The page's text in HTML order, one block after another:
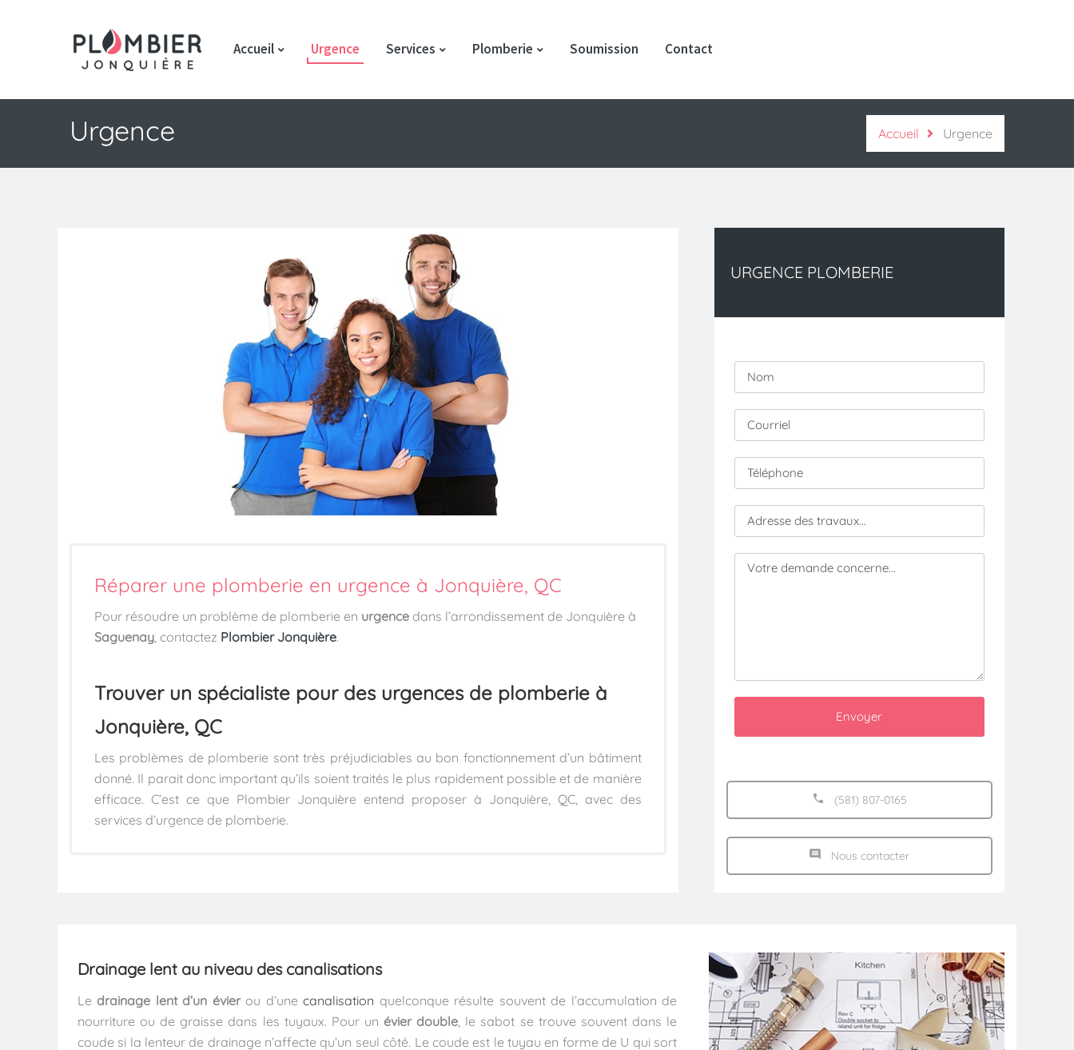
Accueil Urgence Services Plomberie Soumission Contact
Urgence Accueil Urgence
Réparer une plomberie en urgence à Jonquière, QC
Pour résoudre un problème de plomberie en urgence dans l’arrondissement de Jonquière à
Saguenay, contactez Plombier Jonquière.
Trouver un spécialiste pour des urgences de plomberie à
Jonquière, QC
Les problèmes de plomberie sont très préjudiciables au bon fonctionnement d’un bâtiment
donné. Il parait donc important qu’ils soient traités le plus rapidement possible et de manière
efficace. C’est ce que Plombier Jonquière entend proposer à Jonquière, QC, avec des
services d’urgence de plomberie.
URGENCE PLOMBERIE
Envoyer
(581) 807-0165
Nous contacter
Drainage lent au niveau des canalisations
Ledrainage lent d’un évierou d’unecanalisation quelconque résulte souvent de l’accumulation de
nourriture ou de graisse dans les tuyaux. Pour un évier double , le sabot se trouve souvent dans le
coude si la lenteur de drainage n’affecte qu’un seul côté. Le coude est le tuyau en forme de U qui sort